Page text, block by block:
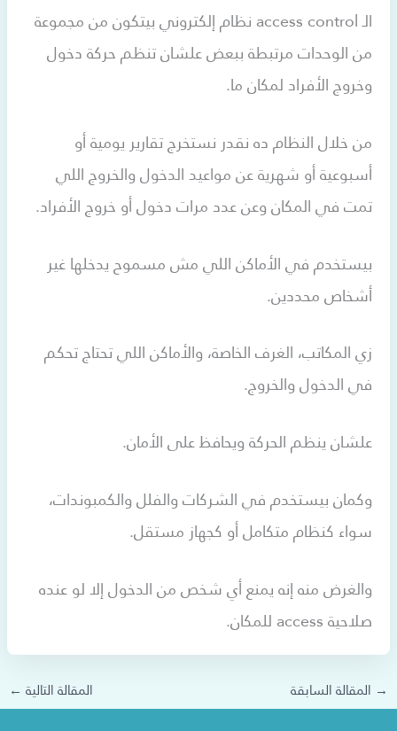
الـ access control نظام إلكتروني بيتكون من مجموعة
من الوحدات مرتبطة ببعض علشان تنظم حركة دخول
وخروج الأفراد لمكان ما.
من خلال النظام ده نقدر نستخرج تقارير يومية أو
أسبوعية أو شهرية عن مواعيد الدخول والخروج اللي
تمت في المكان وعن عدد مرات دخول أو خروج الأفراد.
بيستخدم في الأماكن اللي مش مسموح يدخلها غير
أشخاص محددين.
زي المكاتب، الغرف الخاصة، والأماكن اللي تحتاج تحكم
في الدخول والخروج.
علشان ينظم الحركة ويحافظ على الأمان.
وكمان بيستخدم في الشركات والفلل والكمبوندات،
سواء كنظام متكامل أو كجهاز مستقل.
والغرض منه إنه يمنع أي شخص من الدخول إلا لو عنده
صلاحية access للمكان.
→ المقالة السابقة المقالة التالية ←